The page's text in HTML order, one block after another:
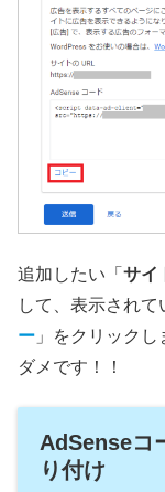
追加したい「 サイ
して、表示されて
ー 」をクリック
ダメです！！
AdSenseコ
り付け